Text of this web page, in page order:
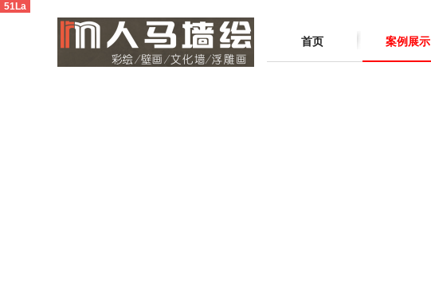
51La
首页 案例展示